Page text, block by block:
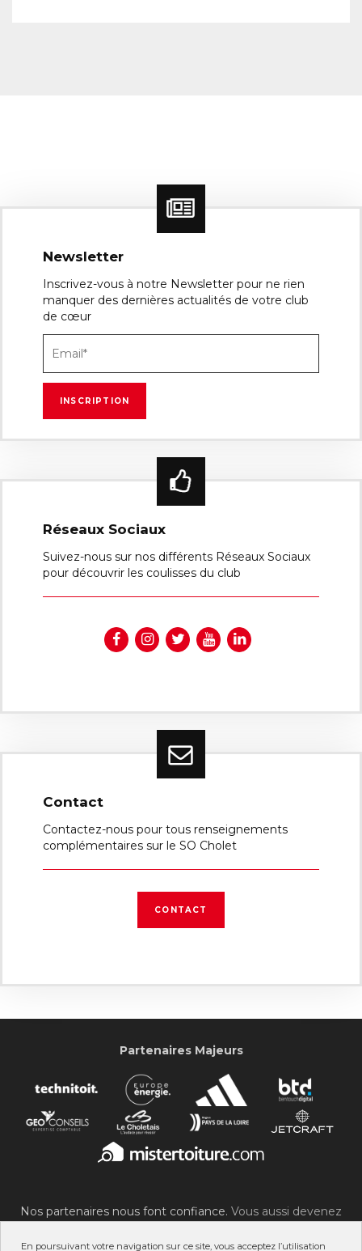
En poursuivant votre navigation sur ce site, vous acceptez l’utilisation
Newsletter
Inscrivez-vous à notre Newsletter pour ne rien
manquer des dernières actualités de votre club
de cœur
Réseaux Sociaux
Suivez-nous sur nos différents Réseaux Sociaux
pour découvrir les coulisses du club
Contact
Contactez-nous pour tous renseignements
complémentaires sur le SO Cholet
CONTACT
Partenaires Majeurs
Nos partenaires nous font confiance. Vous aussi devenez